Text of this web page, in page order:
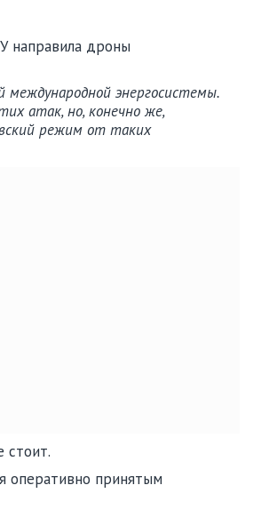
направила дроны
энергосистемы.
атак, но, конечно же,
режим от таких
стоит.
оперативно принятым